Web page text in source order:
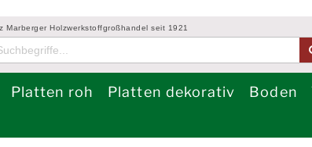
Marberger Holzwerkstoffgroßhandel seit 1921
Platten roh Platten dekorativ Boden